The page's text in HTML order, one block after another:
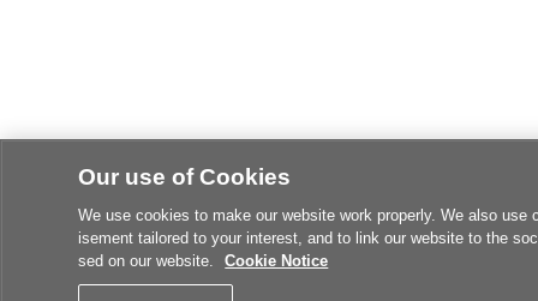
Our use of Cookies
We use cookies to make our website work properly. We also
isement tailored to your interest, and to link our website to the
sed on our website.
Cookie Notice